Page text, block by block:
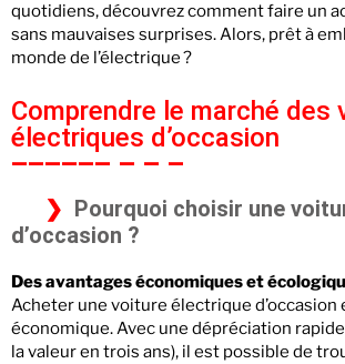
quotidiens, découvrez comment faire un
sans mauvaises surprises. Alors, prêt à
monde de l’électrique ?
Comprendre le marché des
électriques d’occasion
Pourquoi choisir une
d’occasion ?
Des avantages économiques et
Acheter une voiture électrique d’occasion
économique. Avec une dépréciation
la valeur en trois ans), il est possible de